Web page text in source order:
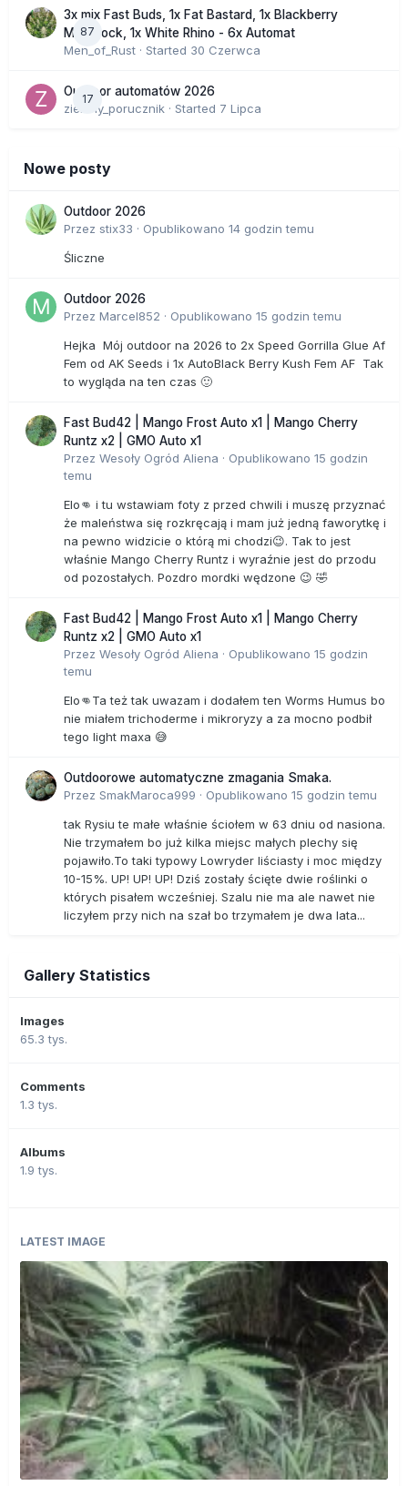
87
3x mix Fast Buds, 1x Fat Bastard, 1x Blackberry
Moonrock, 1x White Rhino - 6x Automat
Men_of_Rust · Started 30 Czerwca
17
Outdoor automatów 2026
zielony_porucznik · Started 7 Lipca
Nowe posty
Outdoor 2026
Przez stix33 · Opublikowano 14 godzin temu
Śliczne
Outdoor 2026
Przez Marcel852 · Opublikowano 15 godzin temu
Hejka Mój outdoor na 2026 to 2x Speed Gorrilla Glue Af
Fem od AK Seeds i 1x AutoBlack Berry Kush Fem AF Tak
to wygląda na ten czas 🙂
Fast Bud42 | Mango Frost Auto x1 | Mango Cherry
Runtz x2 | GMO Auto x1
Przez Wesoły Ogród Aliena · Opublikowano 15 godzin
temu
Elo👊 i tu wstawiam foty z przed chwili i muszę przyznać
że maleństwa się rozkręcają i mam już jedną faworytkę i
na pewno widzicie o którą mi chodzi😉. Tak to jest
właśnie Mango Cherry Runtz i wyraźnie jest do przodu
od pozostałych. Pozdro mordki wędzone 😉 🤣
Fast Bud42 | Mango Frost Auto x1 | Mango Cherry
Runtz x2 | GMO Auto x1
Przez Wesoły Ogród Aliena · Opublikowano 15 godzin
temu
Elo👊Ta też tak uwazam i dodałem ten Worms Humus bo
nie miałem trichoderme i mikroryzy a za mocno podbił
tego light maxa 😅
Outdoorowe automatyczne zmagania Smaka.
Przez SmakMaroca999 · Opublikowano 15 godzin temu
tak Rysiu te małe właśnie ściołem w 63 dniu od nasiona.
Nie trzymałem bo już kilka miejsc małych plechy się
pojawiło.To taki typowy Lowryder liściasty i moc między
10-15%. UP! UP! UP! Dziś zostały ścięte dwie roślinki o
których pisałem wcześniej. Szalu nie ma ale nawet nie
liczyłem przy nich na szał bo trzymałem je dwa lata...
Gallery Statistics
Images
65.3 tys.
Comments
1.3 tys.
Albums
1.9 tys.
LATEST IMAGE